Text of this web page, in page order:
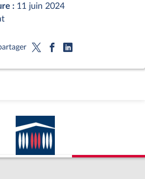
: 11 juin 2024